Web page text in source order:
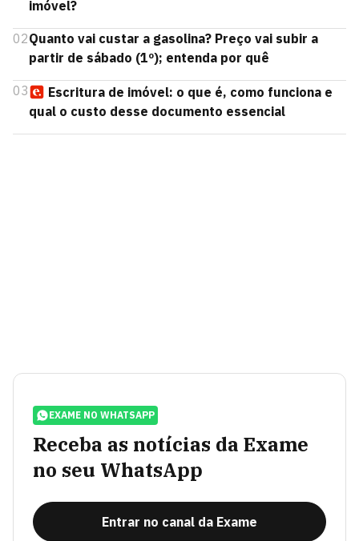
imóvel?
02Quanto vai custar a gasolina? Preço vai subir a
partir de sábado (1º); entenda por quê
03
Escritura de imóvel: o que é, como funciona e
qual o custo desse documento essencial
EXAME NO WHATSAPP
Receba as notícias da Exame
no seu WhatsApp
Entrar no canal da Exame